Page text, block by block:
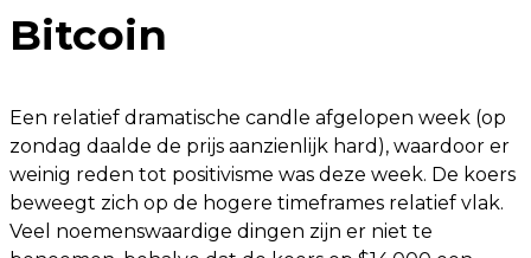
Bitcoin
Een relatief dramatische candle afgelopen week (op
zondag daalde de prijs aanzienlijk hard), waardoor er
weinig reden tot positivisme was deze week. De koers
beweegt zich op de hogere timeframes relatief vlak.
Veel noemenswaardige dingen zijn er niet te